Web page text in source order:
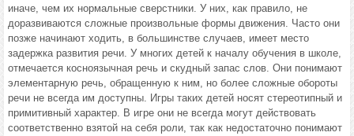
иначе, чем их нормальные сверстники. У них, как правило, не
доразвиваются сложные произвольные формы движения. Часто они
позже начинают ходить, в большинстве случаев, имеет место
задержка развития речи. У многих детей к началу обучения в школе,
отмечается косноязычная речь и скудный запас слов. Они понимают
элементарную речь, обращенную к ним, но более сложные обороты
речи не всегда им доступны. Игры таких детей носят стереотипный и
примитивный характер. В игре они не всегда могут действовать
соответственно взятой на себя роли, так как недостаточно понимают